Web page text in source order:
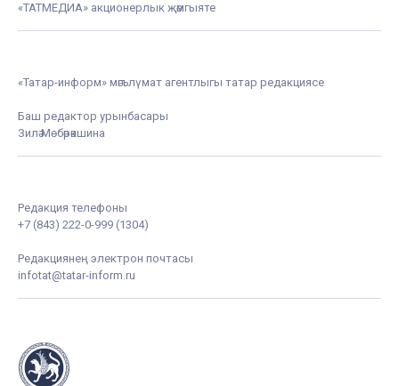
«ТАТМЕДИА» акционерлык җәмгыяте
«Татар-информ» мәгълүмат агентлыгы татар редакциясе
Баш редактор урынбасары
Зилә Мөбәрәкшина
Редакция телефоны
+7 (843) 222-0-999 (1304)
Редакциянең электрон почтасы
infotat@tatar-inform.ru